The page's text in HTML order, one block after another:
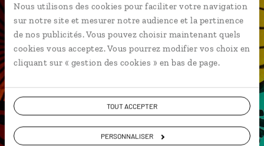
Nous utilisons des cookies pour faciliter votre navigation
sur notre site et mesurer notre audience et la pertinence
de nos publicités. Vous pouvez choisir maintenant quels
cookies vous acceptez. Vous pourrez modifier vos choix en
cliquant sur « gestion des cookies » en bas de page.
TOUT ACCEPTER
PERSONNALISER
Une envie de voyage
particulière ?
Irrawady Mandalay Grotte sacrée de Pindaya
Marché de Nyaung Oo Moulmein